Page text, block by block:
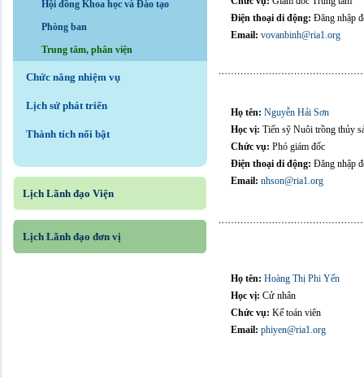
Hội đồng Khoa học và Đào tạo
Phòng ban
Trung tâm, phân viện
Chức năng nhiệm vụ
Lịch sử phát triển
Thành tích nổi bật
Lịch Lãnh đạo Viện
Lịch Lãnh đạo đơn vị
Điện thoại di động: Đăng nhập
Email: vovanbinh@ria1.org
Họ tên: Nguyễn Hải Sơn
Học vị: Tiến sỹ Nuôi trồng thủy
Chức vụ: Phó giám đốc
Điện thoại di động: Đăng nhập
Email: nhson@ria1.org
Họ tên: Hoàng Thị Phi Yến
Học vị: Cử nhân
Chức vụ: Kế toán viên
Email: phiyen@ria1.org